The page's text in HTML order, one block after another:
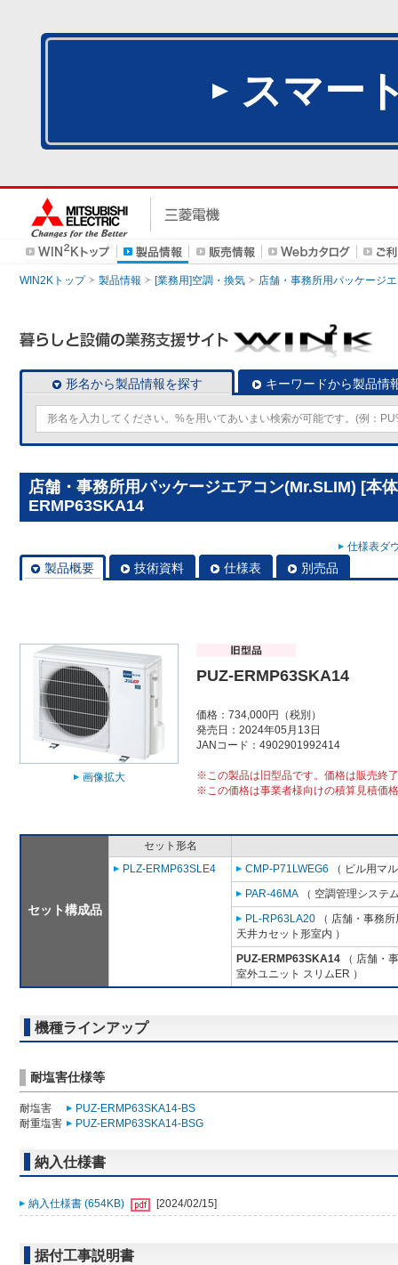
スマー
WIN2Kトップ 製品情報 [業務用]空調・換気 店舗・事務所用パッケージ
形名から製品情報を探す キーワードから製品情
店舗・事務所用パッケージエアコン(Mr.SLIM) [本
ERMP63SKA14
仕様表ダ
製品概要 技術資料 仕様表 別売品
画像拡大
PUZ-ERMP63SKA14
価格：734,000円（税別）
発売日：2024年05月13日
JANコード：4902901992414
※この製品は旧型品です。価格は販売終
※この価格は事業者様向けの積算見積価
セット構成品
セット形名
PLZ-ERMP63SLE4
CMP-P71LWEG6 （ ビル用マ
PAR-46MA （ 空調管理システ
PL-RP63LA20 （ 店舗・事務
天井カセット形室内 ）
PUZ-ERMP63SKA14 （ 店舗・
室外ユニット スリムER ）
機種ラインアップ
耐塩害仕様等
耐塩害
PUZ-ERMP63SKA14-BS
耐重塩害
PUZ-ERMP63SKA14-BSG
納入仕様書
納入仕様書 (654KB) [2024/02/15]
据付工事説明書